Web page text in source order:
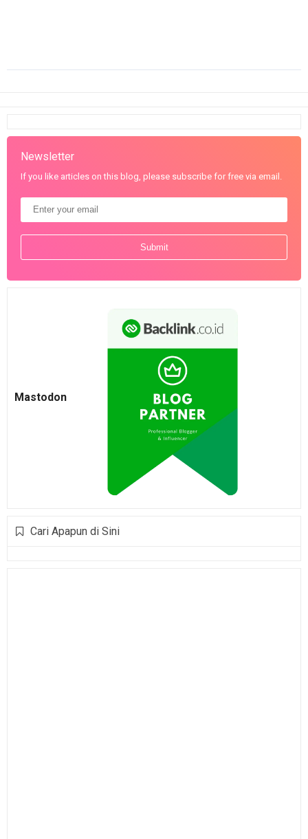
Newsletter
If you like articles on this blog, please subscribe for free via email.
Mastodon
Cari Apapun di Sini